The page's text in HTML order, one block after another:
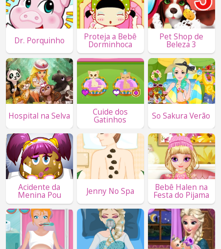
Dr. Porquinho Proteja a Bebê
Dorminhoca
Pet Shop de
Beleza 3
Hospital na Selva Cuide dos
Gatinhos So Sakura Verão
Acidente da
Menina Pou Jenny No Spa Bebê Halen na
Festa do Pijama